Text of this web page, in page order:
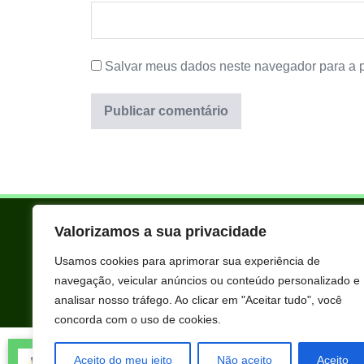
Valorizamos a sua privacidade
Usamos cookies para aprimorar sua experiência de
navegação, veicular anúncios ou conteúdo personalizado e
analisar nosso tráfego. Ao clicar em "Aceitar tudo", você
concorda com o uso de cookies.
Aceito do meu jeito Não aceito Aceito
Salvar meus dados neste navegador para a
Todos os produtos oferecidos aqui são selecionados manualmente
extraordinários para você que está realmente comprometido com
Joana Maria Pereira acabou de